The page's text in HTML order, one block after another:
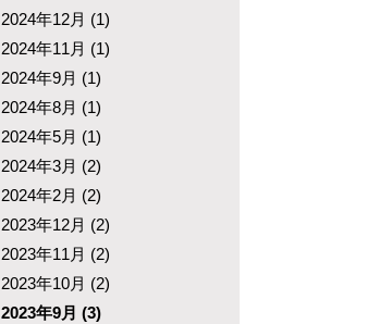
2024年12月 (1)
2024年11月 (1)
2024年9月 (1)
2024年8月 (1)
2024年5月 (1)
2024年3月 (2)
2024年2月 (2)
2023年12月 (2)
2023年11月 (2)
2023年10月 (2)
2023年9月 (3)